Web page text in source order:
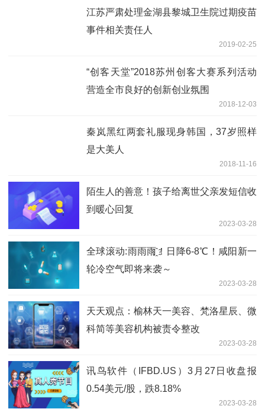
江苏严肃处理金湖县黎城卫生院过期疫苗
事件相关责任人
2019-02-25
“创客天堂”2018苏州创客大赛系列活动
营造全市良好的创新创业氛围
2018-12-03
秦岚黑红两套礼服现身韩国，37岁照样
是大美人
2018-11-16
陌生人的善意！孩子给离世父亲发短信收
到暖心回复
2023-03-28
全球滚动:雨雨雨҈！日降6-8℃！咸阳新一
轮冷空气即将来袭～
2023-03-28
天天观点：榆林天一美容、梵洛星辰、微
科简等美容机构被责令整改
2023-03-28
讯鸟软件（IFBD.US）3月27日收盘报
0.54美元/股，跌8.18%
2023-03-28